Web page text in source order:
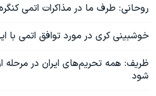
روحانی: طرف ما در مذاکرات اتمی
خوشبینی کری در مورد توافق اتمی با
ظریف: همه تحریم‌های ایران در مرحله
شود